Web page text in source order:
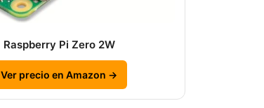
Raspberry Pi Zero 2W
Ver precio en Amazon →